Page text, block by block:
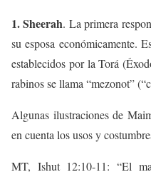
1. Sheerah. La primera
su esposa económicamente.
establecidos por la Torá
rabinos se llama “mezonot”
Algunas ilustraciones de
en cuenta los usos y
MT, Ishut 12:10-11: “El